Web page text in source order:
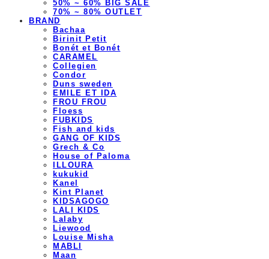
50% ~ 60% BIG SALE
70% ~ 80% OUTLET
BRAND
Bachaa
Birinit Petit
Bonét et Bonét
CARAMEL
Collegien
Condor
Duns sweden
EMILE ET IDA
FROU FROU
Floess
FUBKIDS
Fish and kids
GANG OF KIDS
Grech & Co
House of Paloma
ILLOURA
kukukid
Kanel
Kint Planet
KIDSAGOGO
LALI KIDS
Lalaby
Liewood
Louise Misha
MABLI
Maan